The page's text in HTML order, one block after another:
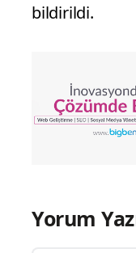
bildirildi.
Yorum